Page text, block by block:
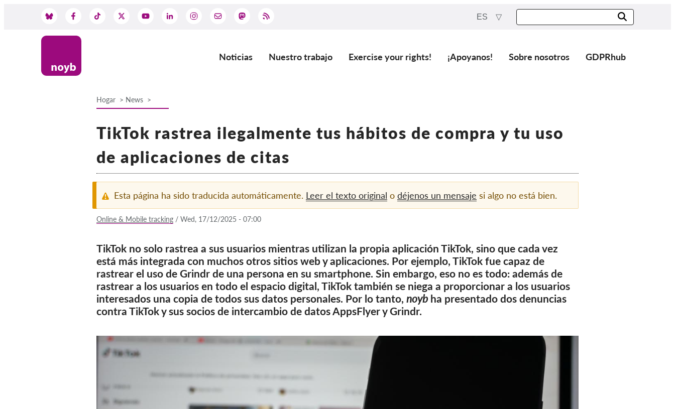
ES
Main
Noticias Nuestro trabajo Exercise your rights! ¡Apoyanos! Sobre nosotros GDPRhub
Hogar News
TikTok rastrea ilegalmente tus hábitos de compra y tu uso
de aplicaciones de citas
Esta página ha sido traducida automáticamente. Leer el texto original o déjenos un mensaje si algo no está bien.
Online & Mobile tracking / Wed, 17/12/2025 - 07:00
TikTok no solo rastrea a sus usuarios mientras utilizan la propia aplicación TikTok, sino que cada vez
está más integrada con muchos otros sitios web y aplicaciones. Por ejemplo, TikTok fue capaz de
rastrear el uso de Grindr de una persona en su smartphone. Sin embargo, eso no es todo: además de
rastrear a los usuarios en todo el espacio digital, TikTok también se niega a proporcionar a los usuarios
interesados una copia de todos sus datos personales. Por lo tanto, noyb ha presentado dos denuncias
contra TikTok y sus socios de intercambio de datos AppsFlyer y Grindr.